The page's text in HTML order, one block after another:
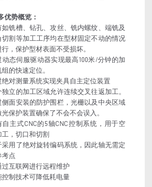
优势概览：
如铣槽、钻孔、攻丝、铣内螺纹、端铣及
切割等加工工序均在型材固定不动的情况
行，保护型材表面不受损坏。
动态伺服驱动器实现最高100米/分钟的加
的快速定位。
绝对测量系统实现夹具自主定位装置
独立的加工区域允许连续交叉往返加工。
侧面安装的防护围栏，光栅以及中央区域
光保护装置确保了不会不会误入。
自主式CNC的5轴CNC控制系统，用于空
工，切口和切割
采用了绝对旋转编码系统，因此轴无需定
考点
过互联网进行远程维护
控制技术可降低耗电量